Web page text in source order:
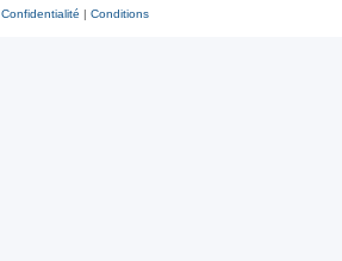
Confidentialité | Conditions